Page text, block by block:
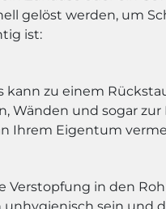
gelöst werden, um
ist:
zu einem
Wänden und sogar
Ihrem Eigentum
Verstopfung in den